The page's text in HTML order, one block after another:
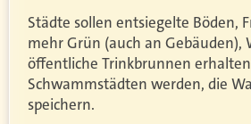
Städte sollen entsiegelte Böden,
mehr Grün (auch an Gebäuden),
öffentliche Trinkbrunnen
Schwammstädten werden, die
speichern.